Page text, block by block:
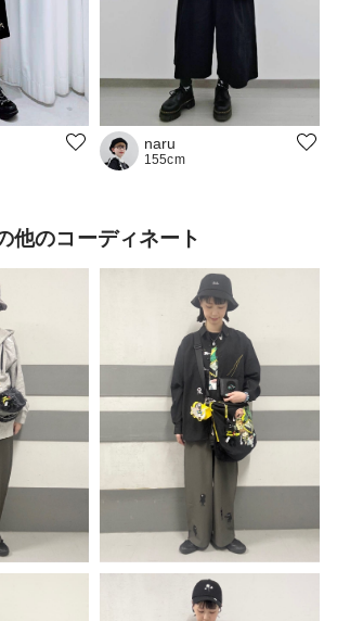
naru
155cm
他のコーディネート